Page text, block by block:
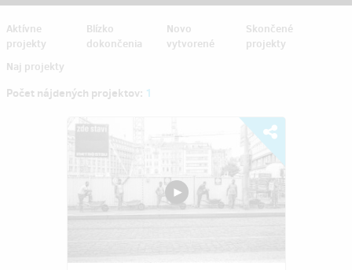
Aktívne
projekty
Blízko
dokončenia
Novo
vytvorené
Skončené
projekty
Naj projekty
Počet nájdených projektov: 1